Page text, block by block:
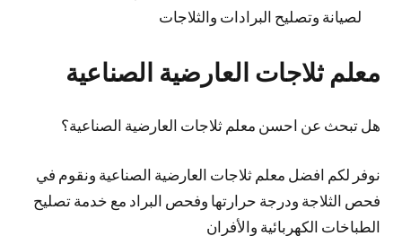
لصيانة وتصليح البرادات والثلاجات
معلم ثلاجات العارضية الصناعية
هل تبحث عن احسن معلم ثلاجات العارضية الصناعية؟
نوفر لكم افضل معلم ثلاجات العارضية الصناعية ونقوم في
فحص الثلاجة ودرجة حرارتها وفحص البراد مع خدمة تصليح
الطباخات الكهربائية والأفران